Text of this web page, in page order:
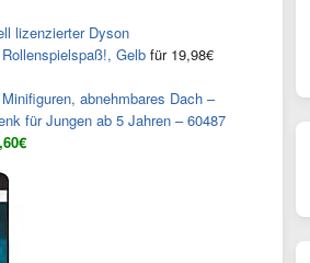
lizenzierter Dyson
Gelb für 19,98€
abnehmbares Dach –
für Jungen ab 5 Jahren – 60487